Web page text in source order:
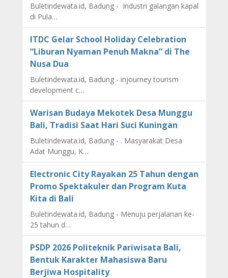
Buletindewata.id, Badung - Industri galangan kapal
di Pula…
ITDC Gelar School Holiday Celebration
“Liburan Nyaman Penuh Makna” di The
Nusa Dua
Buletindewata.id, Badung - injourney tourism
development c…
Warisan Budaya Mekotek Desa Munggu
Bali, Tradisi Saat Hari Suci Kuningan
Buletindewata.id, Badung - . Masyarakat Desa
Adat Munggu, K…
Electronic City Rayakan 25 Tahun dengan
Promo Spektakuler dan Program Kuta
Kita di Bali
Buletindewata.id, Badung - Menuju perjalanan ke-
25 tahun d…
PSDP 2026 Politeknik Pariwisata Bali,
Bentuk Karakter Mahasiswa Baru
Berjiwa Hospitality